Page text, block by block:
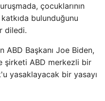
çocuklarının
bulunduğunu
diledi.
ABD Başkanı Joe Biden,
şirketi ABD merkezli bir
yasaklayacak bir yasayı